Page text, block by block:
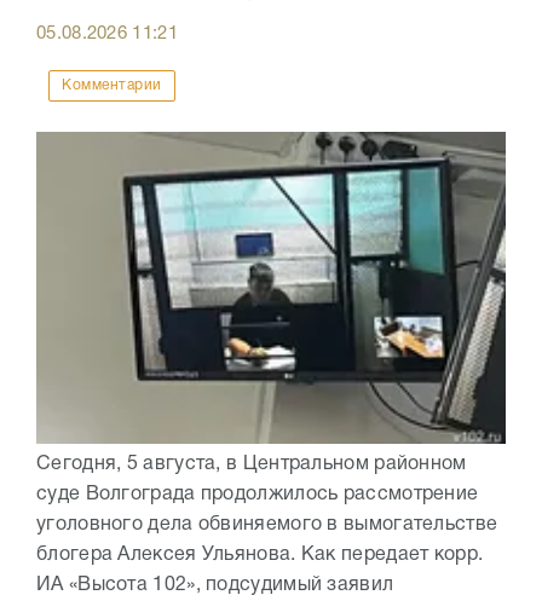
05.08.2026 11:21
Комментарии
Сегодня, 5 августа, в Центральном районном
суде Волгограда продолжилось рассмотрение
уголовного дела обвиняемого в вымогательстве
блогера Алексея Ульянова. Как передает корр.
ИА «Высота 102», подсудимый заявил